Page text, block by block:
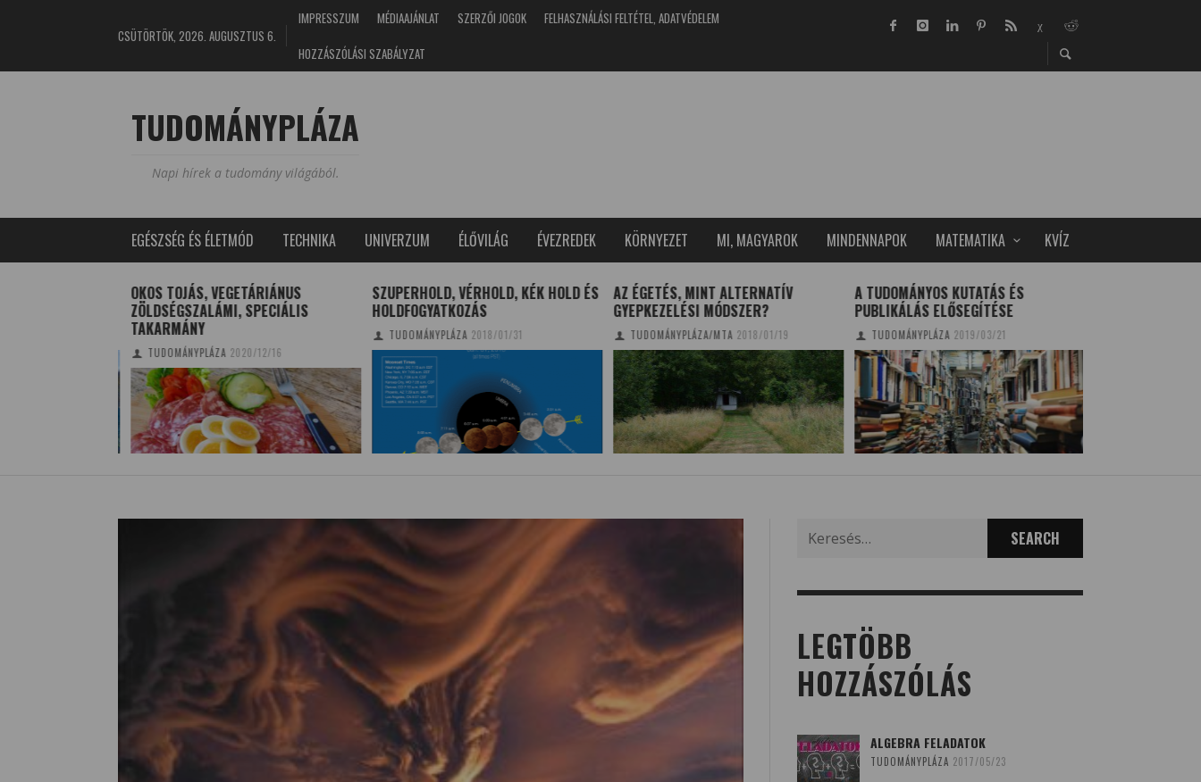
CSÜTÖRTÖK, 2026. AUGUSZTUS 6.
IMPRESSZUM MÉDIAAJÁNLAT SZERZŐI JOGOK
FELHASZNÁLÁSI FELTÉTEL, ADATVÉDELEM
HOZZÁSZÓLÁSI SZABÁLYZAT
TUDOMÁNYPLÁZA
Napi hírek a tudomány világából.
EGÉSZSÉG ÉS ÉLETMÓD TECHNIKA UNIVERZUM ÉLŐVILÁG ÉVEZREDEK KÖRNYEZET MI, MAGYAROK MINDENNAPOK MATEMATIKA KVÍZ
OKOS TOJÁS, VEGETÁRIÁNUS
ZÖLDSÉGSZALÁMI, SPECIÁLIS
TAKARMÁNY
TUDOMÁNYPLÁZA 2020/12/16
SZUPERHOLD, VÉRHOLD, KÉK HOLD ÉS
HOLDFOGYATKOZÁS
TUDOMÁNYPLÁZA 2018/01/31
AZ ÉGETÉS, MINT ALTERNATÍV
GYEPKEZELÉSI MÓDSZER?
TUDOMÁNYPLÁZA/MTA 2018/01/19
A TUDOMÁNYOS KUTATÁS ÉS
PUBLIKÁLÁS ELŐSEGÍTÉSE
TUDOMÁNYPLÁZA 2019/03/21
for:
LEGTÖBB
HOZZÁSZÓLÁS
ALGEBRA FELADATOK
TUDOMÁNYPLÁZA 2017/05/23